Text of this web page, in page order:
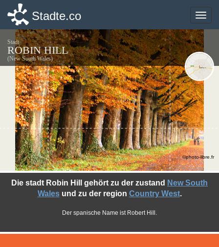
Toggle
Stadte.co
Stadt
ROBIN HILL
(New South Wales)
Die stadt Robin Hill gehört zu der zustand New South
Walesund zu der region Country West.
Der spanische Name ist Robert Hill.
©photo-libre.fr
Toggle
Stadte.co